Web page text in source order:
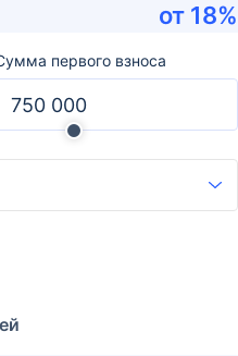
от 18%
первого взноса